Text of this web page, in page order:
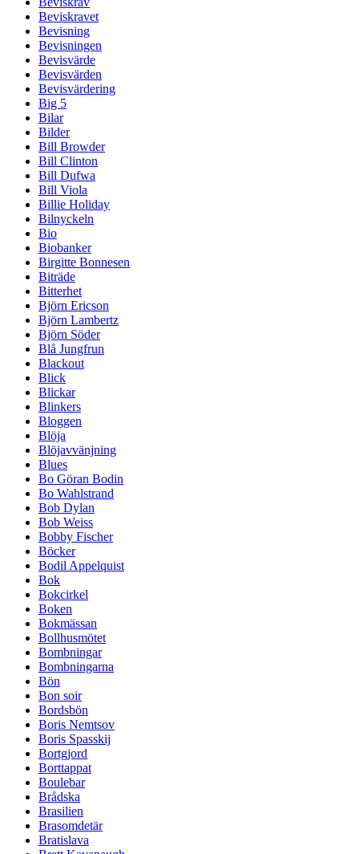
Beviskravet
Bevisning
Bevisningen
Bevisvärde
Bevisvärden
Bevisvärdering
Big 5
Bilar
Bilder
Bill Browder
Bill Clinton
Bill Dufwa
Bill Viola
Billie Holiday
Bilnyckeln
Bio
Biobanker
Birgitte Bonnesen
Biträde
Bitterhet
Björn Ericson
Björn Lambertz
Björn Söder
Blå Jungfrun
Blackout
Blick
Blickar
Blinkers
Bloggen
Blöja
Blöjavvänjning
Blues
Bo Göran Bodin
Bo Wahlstrand
Bob Dylan
Bob Weiss
Bobby Fischer
Böcker
Bodil Appelquist
Bok
Bokcirkel
Boken
Bokmässan
Bollhusmötet
Bombningar
Bombningarna
Bön
Bon soir
Bordsbön
Boris Nemtsov
Boris Spasskij
Bortgjord
Borttappat
Boulebar
Brådska
Brasilien
Brasomdetär
Bratislava